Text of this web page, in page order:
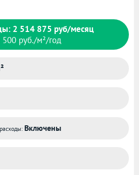
2 514 875 руб/месяц
500 руб./м²/год
Включены